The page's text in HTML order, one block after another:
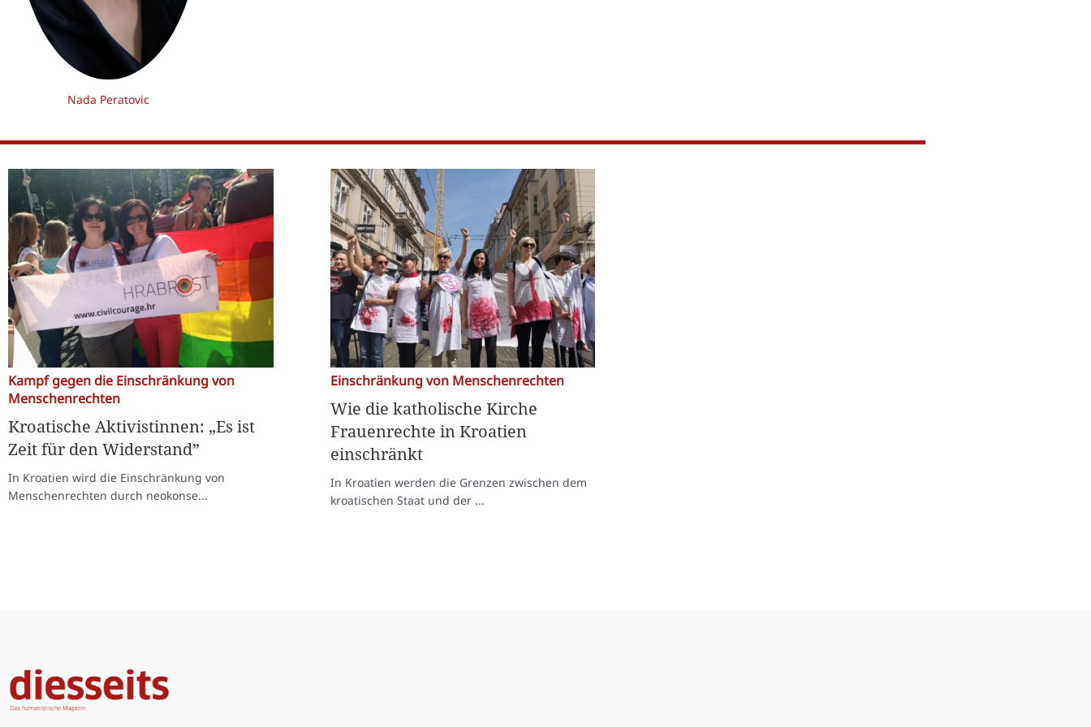
Nada Peratovic
Kampf gegen die Einschränkung von
Menschenrechten
Kroatische Aktivistinnen: „Es ist
Zeit für den Widerstand”
In Kroatien wird die Einschränkung von
Menschenrechten durch neokonse...
Einschränkung von Menschenrechten
Wie die katholische Kirche
Frauenrechte in Kroatien
einschränkt
In Kroatien werden die Grenzen zwischen dem
kroatischen Staat und der ...